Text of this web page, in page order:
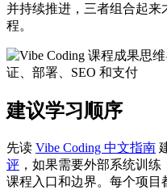
并持续推进，三者组合起来
程。
建议学习顺序
先读 Vibe Coding 中文指南
评 ，如果需要外部系统训练
课程入口和边界。每个项目